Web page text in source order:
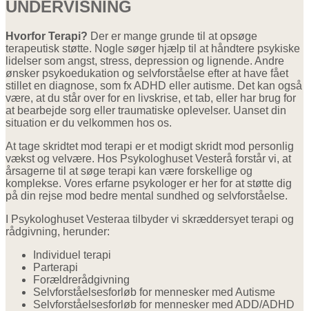
UNDERVISNING
Hvorfor Terapi? Der er mange grunde til at opsøge
terapeutisk støtte. Nogle søger hjælp til at håndtere psykiske
lidelser som angst, stress, depression og lignende. Andre
ønsker psykoedukation og selvforståelse efter at have fået
stillet en diagnose, som fx ADHD eller autisme. Det kan også
være, at du står over for en livskrise, et tab, eller har brug for
at bearbejde sorg eller traumatiske oplevelser. Uanset din
situation er du velkommen hos os.
At tage skridtet mod terapi er et modigt skridt mod personlig
vækst og velvære. Hos Psykologhuset Vesterå forstår vi, at
årsagerne til at søge terapi kan være forskellige og
komplekse. Vores erfarne psykologer er her for at støtte dig
på din rejse mod bedre mental sundhed og selvforståelse.
I Psykologhuset Vesteraa tilbyder vi skræddersyet terapi og
rådgivning, herunder:
Individuel terapi
Parterapi
Forældrerådgivning
Selvforståelsesforløb for mennesker med Autisme
Selvforståelsesforløb for mennesker med ADD/ADHD